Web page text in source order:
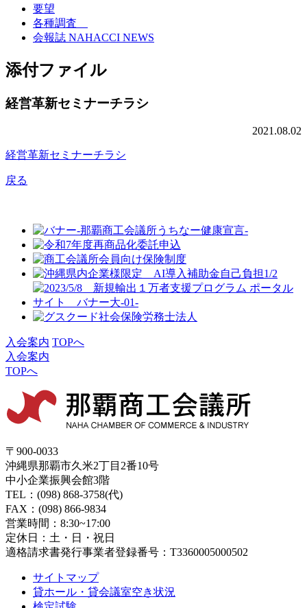
要望
各種調査
会報誌 NAHACCI NEWS
添付ファイル
経営革新セミナーチラシ
2021.08.02
経営革新セミナーチラシ
戻る
入会案内 TOPへ
入会案内
TOPへ
〒900-0033
沖縄県那覇市久米2丁目2番10号
中小企業振興会館3階
TEL：(098) 868-3758(代)
FAX：(098) 866-9834
営業時間：8:30~17:00
定休日：土・日・祝日
適格請求書発行事業者登録番号：T3360005000502
サイトマップ
貸ホール・貸会議室空き状況